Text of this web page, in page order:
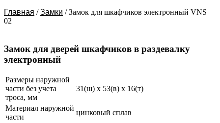
Главная /Замки / Замок для шкафчиков электронный VNS
02
Замок для дверей шкафчиков в раздевалку
электронный
Размеры наружной
части без учета
троса, мм
31(ш) x 53(в) x 16(т)
Материал наружной
части
цинковый сплав